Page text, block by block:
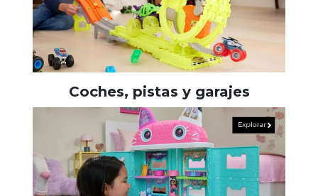
Coches, pistas y garajes